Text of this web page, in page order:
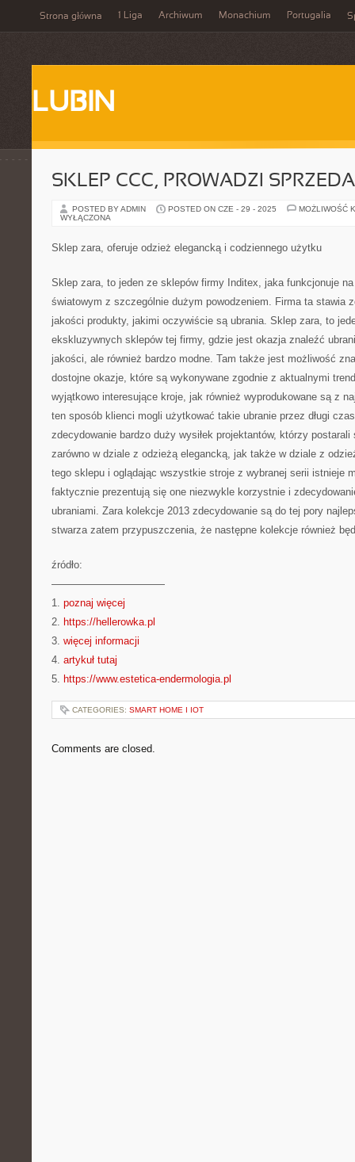
Strona główna 1 Liga Archiwum Monachium Portugalia
LUBIN
SKLEP CCC, PROWADZI
POSTED BY ADMIN POSTED ON CZE - 29 - 2025
MOŻLIWOŚĆ
WYŁĄCZONA
Sklep zara, oferuje odzież elegancką i codziennego użytku
Sklep zara, to jeden ze sklepów firmy Inditex, jaka funkcjonuje
światowym z szczególnie dużym powodzeniem. Firma ta stawia
jakości produkty, jakimi oczywiście są ubrania. Sklep zara, to
ekskluzywnych sklepów tej firmy, gdzie jest okazja znaleźć
jakości, ale również bardzo modne. Tam także jest możliwość
dostojne okazje, które są wykonywane zgodnie z aktualnymi
wyjątkowo interesujące kroje, jak również wyprodukowane są z
ten sposób klienci mogli użytkować takie ubranie przez długi
zdecydowanie bardzo duży wysiłek projektantów, którzy
zarówno w dziale z odzieżą elegancką, jak także w dziale z
tego sklepu i oglądając wszystkie stroje z wybranej serii istnieje
faktycznie prezentują się one niezwykle korzystnie i
ubraniami. Zara kolekcje 2013 zdecydowanie są do tej pory
stwarza zatem przypuszczenia, że następne kolekcje również
źródło:
———————————
1. poznaj więcej
2. https://hellerowka.pl
3. więcej informacji
4. artykuł tutaj
5. https://www.estetica-endermologia.pl
CATEGORIES: SMART HOME I IOT
Comments are closed.